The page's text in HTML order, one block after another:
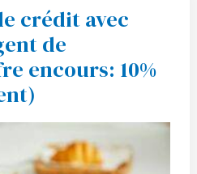
crédit avec
de
encours: 10%